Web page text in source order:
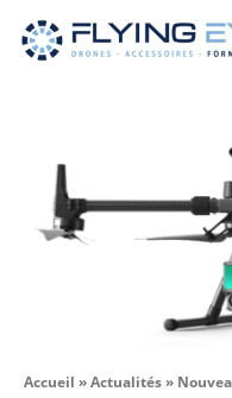
Accueil »Actualités»